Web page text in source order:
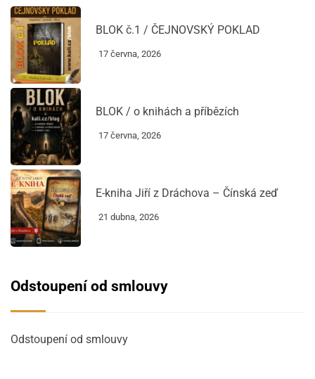
BLOK č.1 / ČEJNOVSKÝ POKLAD
17 června, 2026
BLOK / o knihách a příbězích
17 června, 2026
E-kniha Jiří z Dráchova – Čínská zeď
21 dubna, 2026
Odstoupení od smlouvy
Odstoupení od smlouvy